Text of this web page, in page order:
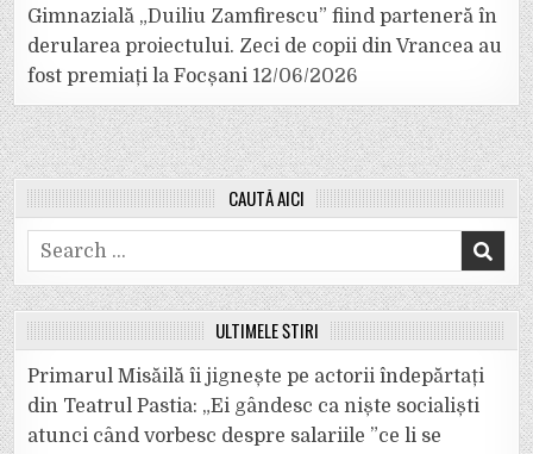
Gimnazială „Duiliu Zamfirescu” fiind parteneră în
derularea proiectului. Zeci de copii din Vrancea au
fost premiați la Focșani 12/06/2026
CAUTĂ AICI
Search
for:
ULTIMELE ȘTIRI
Primarul Misăilă îi jignește pe actorii îndepărtați
din Teatrul Pastia: „Ei gândesc ca niște socialiști
atunci când vorbesc despre salariile ”ce li se